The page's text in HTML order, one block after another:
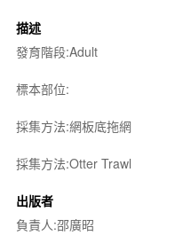
描述
發育階段:Adult
標本部位:
採集方法:網板底拖網
採集方法:Otter Trawl
出版者
負責人:邵廣昭